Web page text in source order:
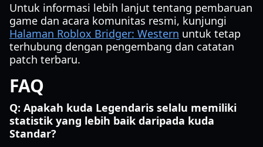
Untuk informasi lebih lanjut tentang pembaruan
game dan acara komunitas resmi, kunjungi
Halaman Roblox Bridger: Western untuk tetap
terhubung dengan pengembang dan catatan
patch terbaru.
FAQ
Q: Apakah kuda Legendaris selalu memiliki
statistik yang lebih baik daripada kuda
Standar?